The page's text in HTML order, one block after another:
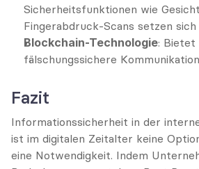
Sicherheitsfunktionen wie
Fingerabdruck-Scans setzen
Blockchain-Technologie: Bietet
fälschungssichere
Fazit
Informationssicherheit in der
ist im digitalen Zeitalter keine
eine Notwendigkeit. Indem